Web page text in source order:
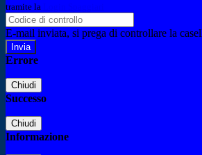
tramite la
E-mail inviata, si prega di controllare la
Errore
Chiudi
Successo
Chiudi
Informazione